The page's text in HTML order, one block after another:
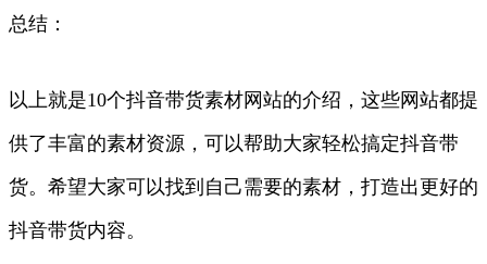
总结：
以上就是10个抖音带货素材网站的介绍，这些网站都提
供了丰富的素材资源，可以帮助大家轻松搞定抖音带
货。希望大家可以找到自己需要的素材，打造出更好的
抖音带货内容。